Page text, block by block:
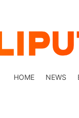
HOME NEWS